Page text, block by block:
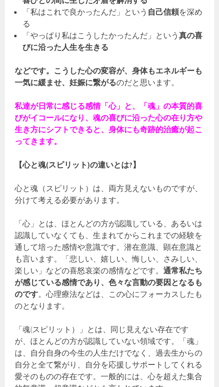
「私はこれで良かったんだ」という 自己信頼を深め
る
「やっぱり私はこうしたかったんだ」という真の喜
びに沿った人生を生きる
などです。こうした心の変容が、身体もエネルギーも
一気に緩ませ、妊娠に繋がるのだと思います。
私達が日常に感じる感情「心」と、「魂」の本質的喜
びがイコールになり、魂の喜びに沿った心の在り方や
生き方にシフトできると、身体にも奇跡的治癒が起こ
ってきます。
【心と魂(スピリット)の違いとは?】
心と魂（スピリット）は、両方見えないものですが、
分けて考える必要があります。
「心」とは、ほとんどの方が認識している、あるいは
認識していなくても、生まれてからこれまでの経験を
通して培った感情や意識です。潜在意識、顕在意識と
も言います。「悲しい、嬉しい、悔しい、さみしい、
楽しい」などの喜怒哀楽の感情などです。通常私たち
が感じている感情であり、色々な言動の要因となるも
のです。心理療法などは、この心にフォーカスしたも
のとなります。
「魂(スピリット）」とは、同じ見えない存在です
が、ほとんどの方が認識していない領域です。「魂」
は、自分自身の今生の人生だけでなく、過去生からの
自分と全て繋がり、自分を応援しサポートしてくれる
愛そのものの存在です。一般的には、心を超えた集合